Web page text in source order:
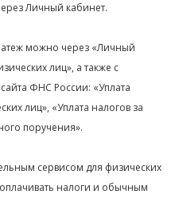
Личный кабинет.
можно через «Личный
лиц», а также с
ФНС России: «Уплата
лиц», «Уплата налогов за
поручения».
сервисом для физических
налоги и обычным